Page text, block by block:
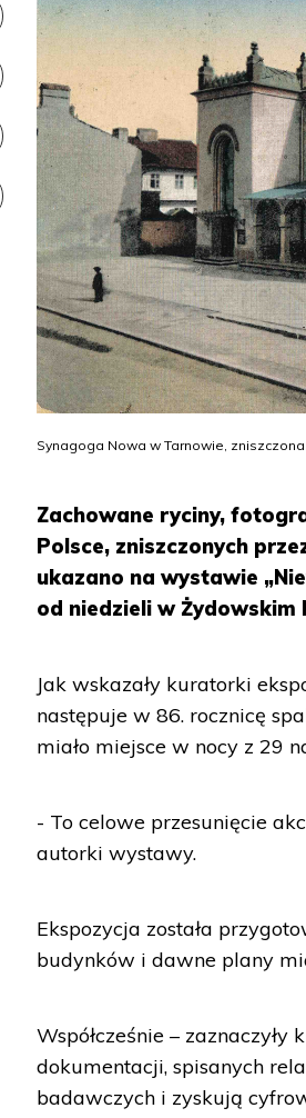
Synagoga Nowa w Tarnowie,
Zachowane ryciny,
Polsce, zniszczonych
ukazano na wystawie
od niedzieli w Żydowskim
Jak wskazały kuratorki
następuje w 86. rocznicę
miało miejsce w nocy z 29
- To celowe przesunięcie
autorki wystawy.
Ekspozycja została
budynków i dawne plany
Współcześnie –
dokumentacji, spisanych
badawczych i zyskują